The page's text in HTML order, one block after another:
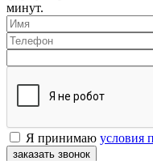
минут.
Я принимаю условия
заказать звонок